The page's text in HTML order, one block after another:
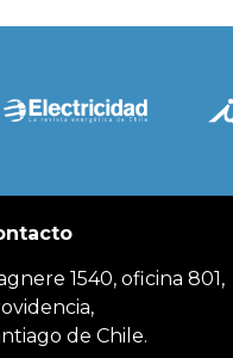
1540, oficina 801,
de Chile.